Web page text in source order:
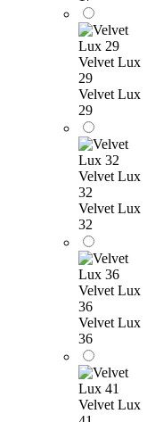
Velvet Lux
29
Velvet Lux
29
Velvet Lux
32
Velvet Lux
32
Velvet Lux
36
Velvet Lux
36
Velvet Lux